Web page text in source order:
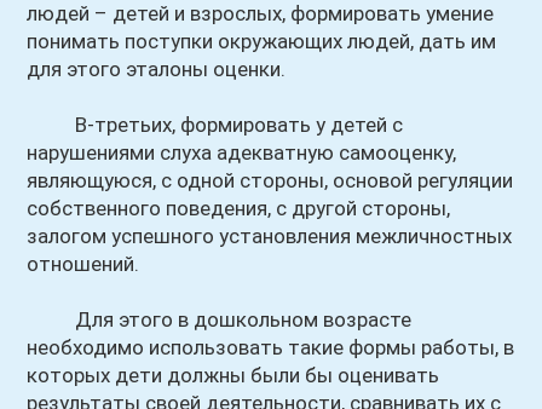
людей – детей и взрослых, формировать умение
понимать поступки окружающих людей, дать им
для этого эталоны оценки.
В-третьих, формировать у детей с
нарушениями слуха адекватную самооценку,
являющуюся, с одной стороны, основой регуляции
собственного поведения, с другой стороны,
залогом успешного установления межличностных
отношений.
Для этого в дошкольном возрасте
необходимо использовать такие формы работы, в
которых дети должны были бы оценивать
результаты своей деятельности, сравнивать их с